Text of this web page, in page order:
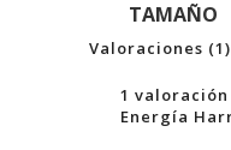
TAMAÑO
Valoraciones (1)
1 valoración
Energía